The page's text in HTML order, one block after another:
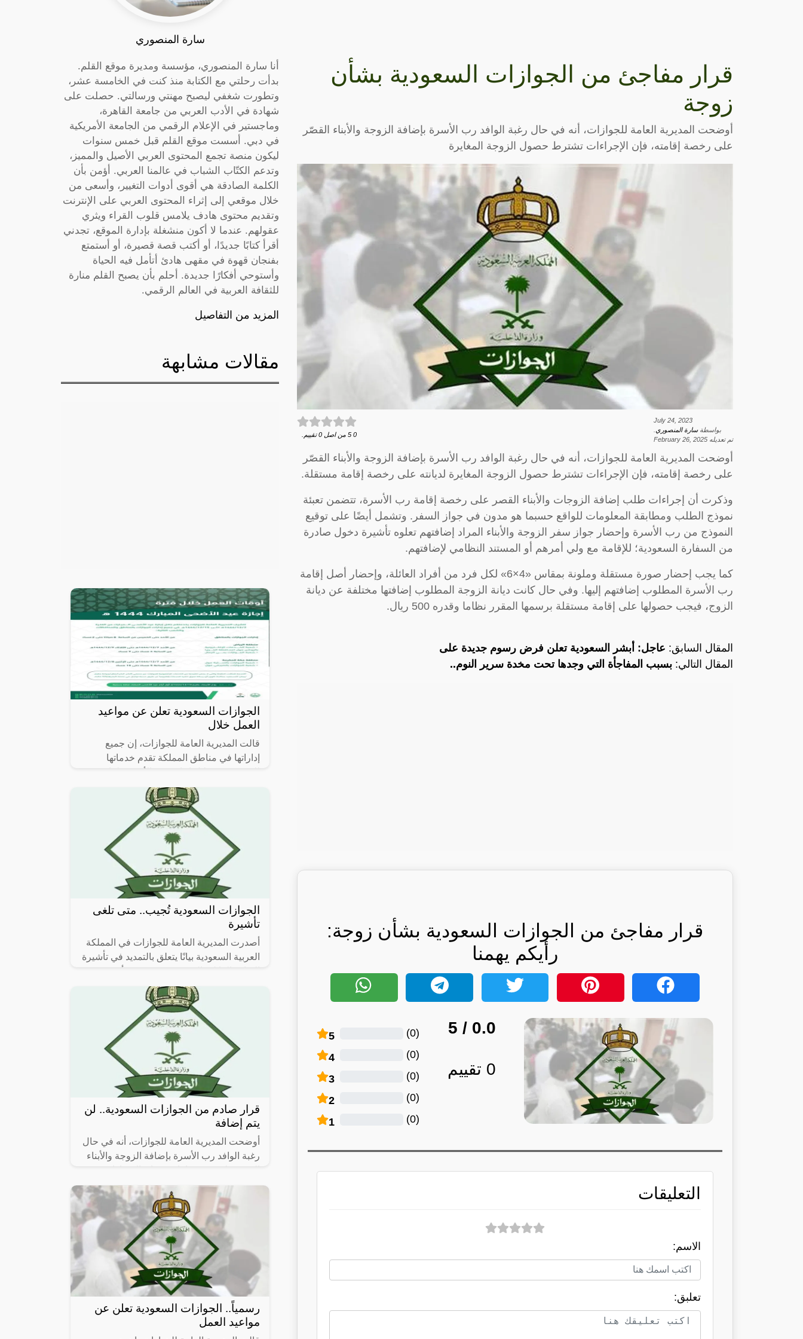
قرار مفاجئ من الجوازات السعودية بشأن
زوجة
أوضحت المديرية العامة للجوازات، أنه في حال رغبة الوافد رب الأسرة بإضافة الزوجة والأبناء القصّر
على رخصة إقامته، فإن الإجراءات تشترط حصول الزوجة المغايرة
July 24, 2023
بواسطةسارة المنصوري
تم تعديله February 26, 2025
0
5 من اصل 0 تقييم.
أوضحت المديرية العامة للجوازات، أنه في حال رغبة الوافد رب الأسرة بإضافة الزوجة والأبناء القصّر
على رخصة إقامته، فإن الإجراءات تشترط حصول الزوجة المغايرة لديانته على رخصة إقامة مستقلة.
وذكرت أن إجراءات طلب إضافة الزوجات والأبناء القصر على رخصة إقامة رب الأسرة، تتضمن تعبئة
نموذج الطلب ومطابقة المعلومات للواقع حسبما هو مدون في جواز السفر. وتشمل أيضًا على توقيع
النموذج من رب الأسرة وإحضار جواز سفر الزوجة والأبناء المراد إضافتهم تعلوه تأشيرة دخول صادرة
من السفارة السعودية؛ للإقامة مع ولي أمرهم أو المستند النظامي لإضافتهم.
كما يجب إحضار صورة مستقلة وملونة بمقاس «4×6» لكل فرد من أفراد العائلة، وإحضار أصل إقامة
رب الأسرة المطلوب إضافتهم إليها. وفي حال كانت ديانة الزوجة المطلوب إضافتها مختلفة عن ديانة
الزوج، فيجب حصولها على إقامة مستقلة برسمها المقرر نظاما وقدره 500 ريال.
المقال السابق: عاجل: أبشر السعودية تعلن فرض رسوم جديدة على
المقال التالي: بسبب المفاجأة التي وجدها تحت مخدة سرير النوم..
قرار مفاجئ من الجوازات السعودية بشأن زوجة:
رأيكم يهمنا
0.0
/ 5
0 تقييم
5 (
0
)
4 (
0
)
3 (
0
)
2 (
0
)
1 (
0
)
التعليقات
الاسم:
تعلبق:
سارة المنصوري
أنا سارة المنصوري، مؤسسة ومديرة موقع القلم.
بدأت رحلتي مع الكتابة منذ كنت في الخامسة عشر،
وتطورت شغفي ليصبح مهنتي ورسالتي. حصلت على
شهادة في الأدب العربي من جامعة القاهرة،
وماجستير في الإعلام الرقمي من الجامعة الأمريكية
في دبي. أسست موقع القلم قبل خمس سنوات
ليكون منصة تجمع المحتوى العربي الأصيل والمميز،
وتدعم الكتّاب الشباب في عالمنا العربي. أؤمن بأن
الكلمة الصادقة هي أقوى أدوات التغيير، وأسعى من
خلال موقعي إلى إثراء المحتوى العربي على الإنترنت
وتقديم محتوى هادف يلامس قلوب القراء ويثري
عقولهم. عندما لا أكون منشغلة بإدارة الموقع، تجدني
أقرأ كتابًا جديدًا، أو أكتب قصة قصيرة، أو أستمتع
بفنجان قهوة في مقهى هادئ أتأمل فيه الحياة
وأستوحي أفكارًا جديدة. أحلم بأن يصبح القلم منارة
للثقافة العربية في العالم الرقمي.
المزيد من التفاصيل
مقالات مشابهة
الجوازات السعودية تعلن عن مواعيد
العمل خلال
قالت المديرية العامة للجوازات، إن جميع
إداراتها في مناطق المملكة تقدم خدماتها
الجوازات السعودية تُجيب.. متى تلغى
تأشيرة
أصدرت المديرية العامة للجوازات في المملكة
العربية السعودية بيانًا يتعلق بالتمديد في تأشيرة
قرار صادم من الجوازات السعودية.. لن
يتم إضافة
أوضحت المديرية العامة للجوازات، أنه في حال
رغبة الوافد رب الأسرة بإضافة الزوجة والأبناء
تشترط حصول الزوجة المغايرة
رسمياً.. الجوازات السعودية تعلن عن
مواعيد العمل